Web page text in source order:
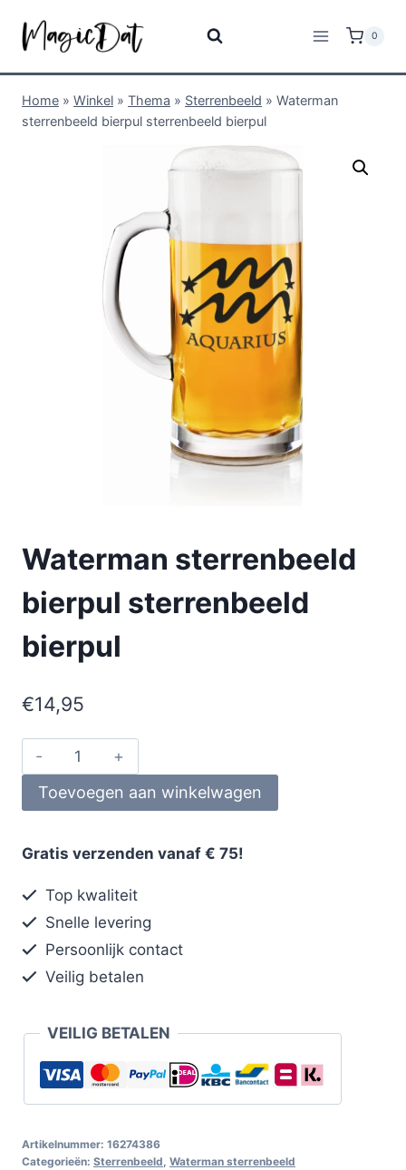
0
Home » Winkel » Thema » Sterrenbeeld » Waterman
sterrenbeeld bierpul sterrenbeeld bierpul
Waterman sterrenbeeld
bierpul sterrenbeeld
bierpul
€14,95
Toevoegen aan winkelwagen
Gratis verzenden vanaf € 75!
Top kwaliteit
Snelle levering
Persoonlijk contact
Veilig betalen
VEILIG BETALEN
Artikelnummer: 16274386
Categorieën: Sterrenbeeld Waterman sterrenbeeld